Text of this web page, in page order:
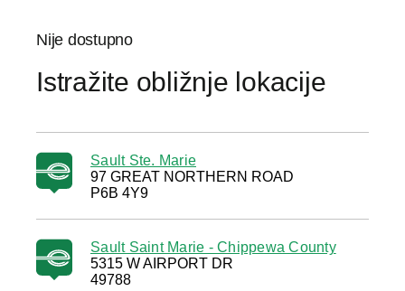
Nije dostupno
Istražite obližnje lokacije
Sault Ste. Marie
97 GREAT NORTHERN ROAD
P6B 4Y9
Sault Saint Marie - Chippewa County
5315 W AIRPORT DR
49788